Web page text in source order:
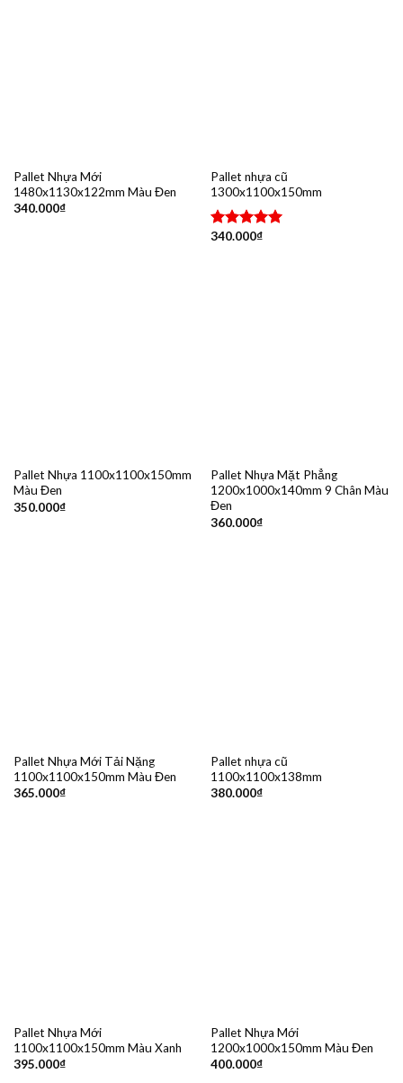
Pallet Nhựa Mới
1480x1130x122mm Màu Đen
340.000₫
Pallet nhựa cũ
1300x1100x150mm
Được xếp
340.000₫
Pallet Nhựa 1100x1100x150mm
Màu Đen
350.000₫
Pallet Nhựa Mặt Phẳng
1200x1000x140mm 9 Chân Màu
Đen
360.000₫
Pallet Nhựa Mới Tải Nặng
1100x1100x150mm Màu Đen
365.000₫
Pallet nhựa cũ
1100x1100x138mm
380.000₫
Pallet Nhựa Mới
1100x1100x150mm Màu Xanh
395.000₫
Pallet Nhựa Mới
1200x1000x150mm Màu Đen
400.000₫